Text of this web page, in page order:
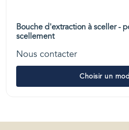
Bouche d'extraction à sceller -
scellement
Nous contacter
Choisir un